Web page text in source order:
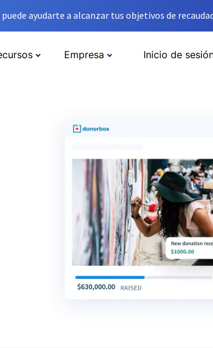
ayudarte a alcanzar tus objetivos de
Empresa Inicio de